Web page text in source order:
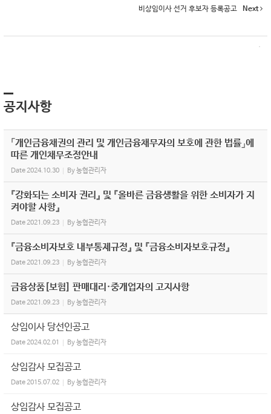
비상임이사 선거 후보자 등록공고 Next
공지사항
「개인금융채권의 관리 및 개인금융채무자의 보호에 관한 법률」에
따른 개인채무조정안내
Date2024.10.30 By농협관리자
『강화되는 소비자 권리』 및 『올바른 금융생활을 위한 소비자가 지
켜야할 사항』
Date2021.09.23 By농협관리자
『금융소비자보호 내부통제규정』 및 『금융소비자보호규정』
Date2021.09.23 By농협관리자
금융상품[보험] 판매대리·중개업자의 고지사항
Date2021.09.23 By농협관리자
상임이사 당선인공고
Date2024.02.01 By농협관리자
상임감사 모집공고
Date2015.07.02 By농협관리자
상임감사 모집공고